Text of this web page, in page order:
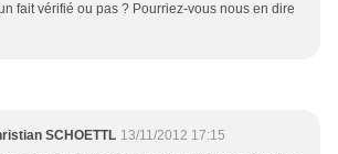
fait vérifié ou pas ? Pourriez-vous nous en dire
SCHOETTL 13/11/2012 17:15